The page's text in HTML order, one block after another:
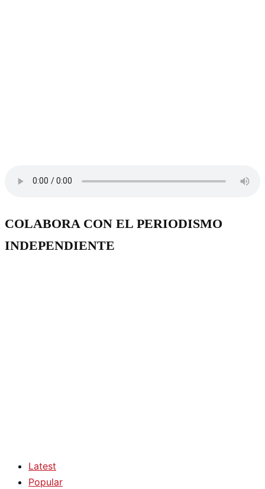
COLABORA CON EL PERIODISMO
INDEPENDIENTE
Latest
Popular